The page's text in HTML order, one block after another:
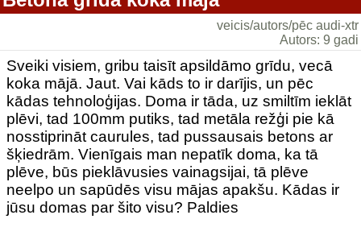
veicis/autors/pēc audi-xtr
Autors: 9 gadi
Sveiki visiem, gribu taisīt apsildāmo grīdu, vecā
koka mājā. Jaut. Vai kāds to ir darījis, un pēc
kādas tehnoloģijas. Doma ir tāda, uz smiltīm ieklāt
plēvi, tad 100mm putiks, tad metāla režģi pie kā
nosstiprināt caurules, tad pussausais betons ar
šķiedrām. Vienīgais man nepatīk doma, ka tā
plēve, būs pieklāvusies vainagsijai, tā plēve
neelpo un sapūdēs visu mājas apakšu. Kādas ir
jūsu domas par šito visu? Paldies